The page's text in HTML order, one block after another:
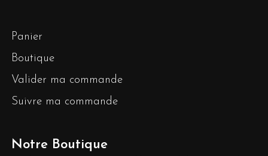
Panier
Boutique
Valider ma commande
Suivre ma commande
Notre Boutique